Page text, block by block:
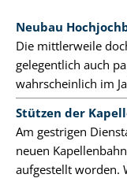
Neubau
Die mittlerweile
gelegentlich auch
wahrscheinlich im
Stützen der
Am gestrigen
neuen
aufgestellt worden.